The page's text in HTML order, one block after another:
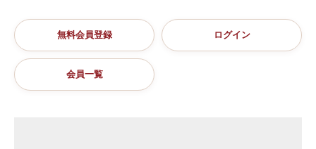
無料会員登録 ログイン
会員一覧